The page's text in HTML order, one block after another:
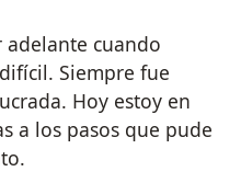
cuando
Siempre fue
Hoy estoy en
a los pasos que pude